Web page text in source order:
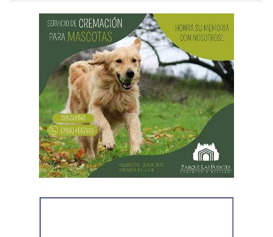
Como parte de la agenda oficial, la comitiva provincial
mantiene reuniones con organismos internacionales y
agencias de Estados Unidos para fortalecer vínculos que
permitan impulsar inversiones y acceder a nuevas
herramientas de financiamiento para el crecimiento de
Río Negro.
La agenda de trabajo comenzó con un encuentro en la
Embajada Argentina en Estados Unidos, donde la
comitiva se reunió con el equipo de consejeros que
mascotas que circulaban por el lugar. Tras una
evaluación clínica, el animal fue trasladado mediante
protocolos de manejo seguro y liberado en un ambiente
adecuado para su descanso.